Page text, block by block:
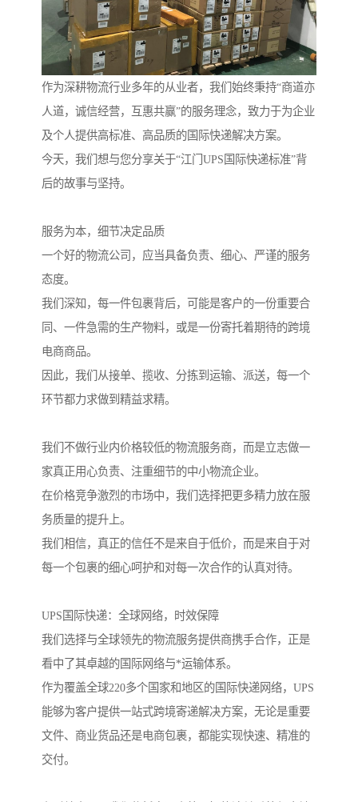
作为深耕物流行业多年的从业者，我们始终秉持“商道亦
人道，诚信经营，互惠共赢”的服务理念，致力于为企业
及个人提供高标准、高品质的国际快递解决方案。
今天，我们想与您分享关于“江门UPS国际快递标准”背
后的故事与坚持。
服务为本，细节决定品质
一个好的物流公司，应当具备负责、细心、严谨的服务
态度。
我们深知，每一件包裹背后，可能是客户的一份重要合
同、一件急需的生产物料，或是一份寄托着期待的跨境
电商商品。
因此，我们从接单、揽收、分拣到运输、派送，每一个
环节都力求做到精益求精。
我们不做行业内价格较低的物流服务商，而是立志做一
家真正用心负责、注重细节的中小物流企业。
在价格竞争激烈的市场中，我们选择把更多精力放在服
务质量的提升上。
我们相信，真正的信任不是来自于低价，而是来自于对
每一个包裹的细心呵护和对每一次合作的认真对待。
UPS国际快递：全球网络，时效保障
我们选择与全球领先的物流服务提供商携手合作，正是
看中了其卓越的国际网络与*运输体系。
作为覆盖全球220多个国家和地区的国际快递网络，UPS
能够为客户提供一站式跨境寄递解决方案，无论是重要
文件、商业货品还是电商包裹，都能实现快速、精准的
交付。